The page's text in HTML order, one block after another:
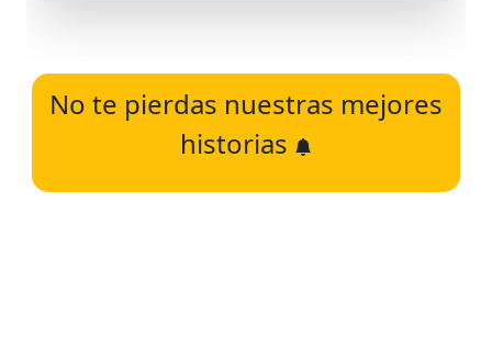
No te pierdas nuestras mejores
historias